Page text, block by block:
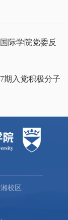
际学院党委反
期入党积极分子
校区